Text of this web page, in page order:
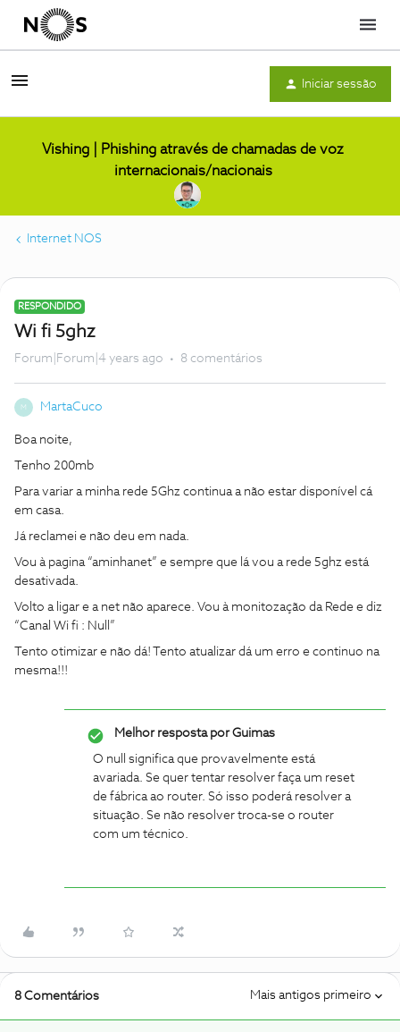
Menu
Iniciar sessão
Vishing | Phishing através de chamadas de voz
internacionais/nacionais
Internet NOS
RESPONDIDO
Wi fi 5ghz
Forum|Forum|4 years ago 8 comentários
M MartaCuco
Boa noite,
Tenho 200mb
Para variar a minha rede 5Ghz continua a não estar disponível cá
em casa.
Já reclamei e não deu em nada.
Vou à pagina “aminhanet” e sempre que lá vou a rede 5ghz está
desativada.
Volto a ligar e a net não aparece. Vou à monitozação da Rede e diz
“Canal Wi fi : Null”
Tento otimizar e não dá! Tento atualizar dá um erro e continuo na
mesma!!!
Melhor resposta porGuimas
O null significa que provavelmente está
avariada. Se quer tentar resolver faça um reset
de fábrica ao router. Só isso poderá resolver a
situação. Se não resolver troca-se o router
com um técnico.
8 Comentários Mais antigos primeiro